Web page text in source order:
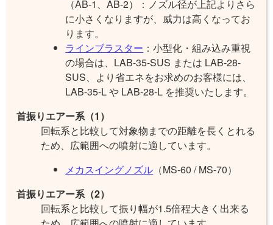
（AB-1、AB-2）：ノズル径が上記よりさら
に小さくなりますが、威力は高くなってお
ります。
ラインブラスター ：小型化・組み込み重視
の場合は、LAB-35-SUS または LAB-28-
SUS、より省エネをお求めのお客様には、
LAB-35-L や LAB-28-L を推奨いたします。
首振りエアー系（1）
回転系と比較して対象物までの距離を長くとれる
ため、広範囲への噴射に適しています。
メカスイングノズル （MS-60 / MS-70）
首振りエアー系（2）
回転系と比較して振り幅が1.5倍程大きく出来る